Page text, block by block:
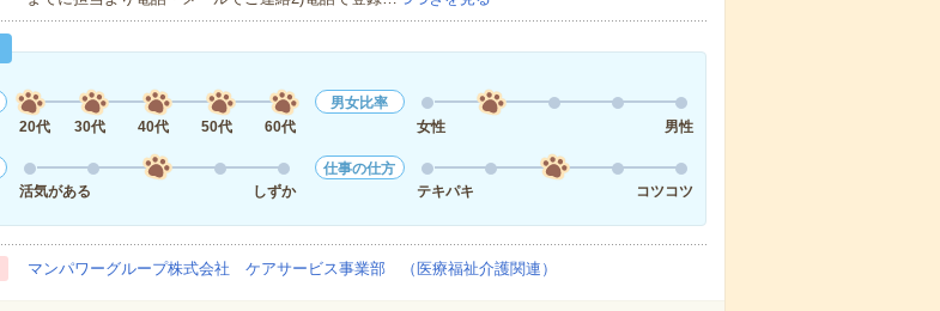
20代
30代 40代 50代 60代
男女比率
女性
男性
活気がある
しずか
仕事の仕方
テキパキ
コツコツ
マンパワーグループ株式会社 ケアサービス事業部 （医療福祉介護関連）